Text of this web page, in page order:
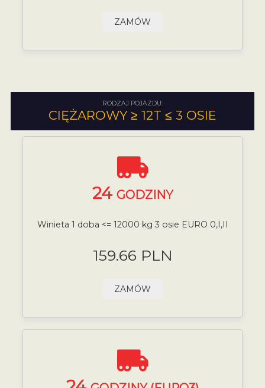
ZAMÓW
RODZAJ POJAZDU:
CIĘŻAROWY ≥ 12T ≤ 3 OSIE
24 GODZINY
Winieta 1 doba <= 12000 kg 3 osie EURO 0,I,II
159.66 PLN
ZAMÓW